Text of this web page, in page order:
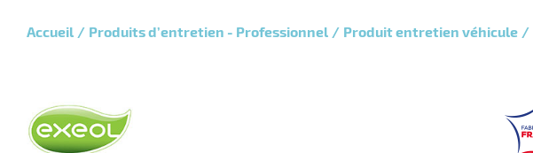
Accueil Produits d’entretien - Professionnel Produit entretien véhicule